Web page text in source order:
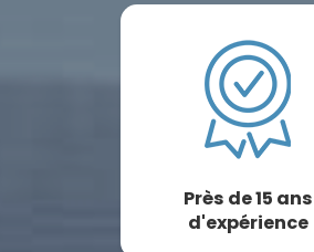
Près de 15 ans
d'expérience